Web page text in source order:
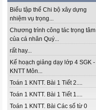
Biểu tập thể Chi bộ xây dựng
nhiệm vụ trọng...
Chương trình công tác trọng tâm
của cá nhân Quý...
rất hay...
Kế hoạch giảng dạy lớp 4 SGK -
KNTT Môn...
Toán 1 KNTT. Bài 1 Tiết 2....
Toán 1 KNTT. Bài 1 Tiết 1....
Toán 1 KNTT. Bài Các số từ 0